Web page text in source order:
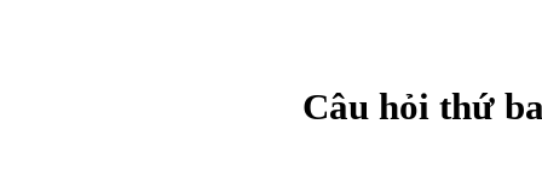
Câu hỏi thứ